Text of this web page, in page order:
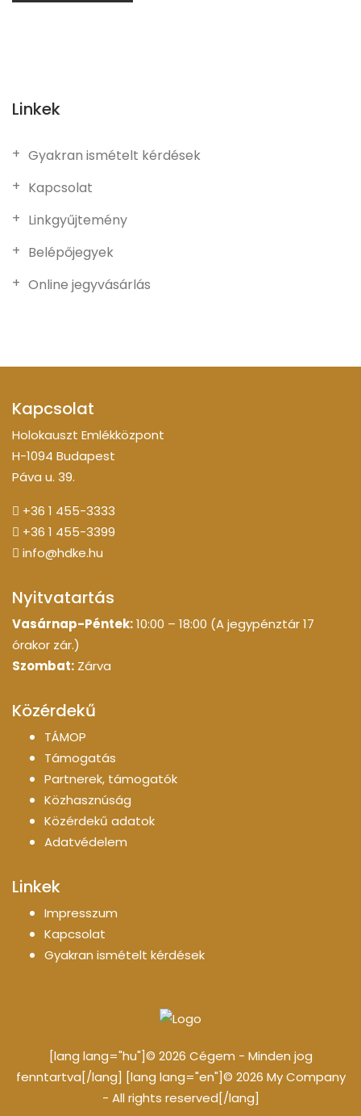
Linkek
Gyakran ismételt kérdések
Kapcsolat
Linkgyűjtemény
Belépőjegyek
Online jegyvásárlás
Kapcsolat
Holokauszt Emlékközpont
H-1094 Budapest
Páva u. 39.
+36 1 455-3333
+36 1 455-3399
info@hdke.hu
Nyitvatartás
Vasárnap-Péntek:10:00 – 18:00 (A jegypénztár 17
órakor zár.)
Szombat: Zárva
Közérdekű
TÁMOP
Támogatás
Partnerek, támogatók
Közhasznúság
Közérdekű adatok
Adatvédelem
Linkek
Impresszum
Kapcsolat
Gyakran ismételt kérdések
[lang lang="hu"]© 2026 Cégem - Minden jog
fenntartva[/lang] [lang lang="en"]© 2026 My Company
- All rights reserved[/lang]